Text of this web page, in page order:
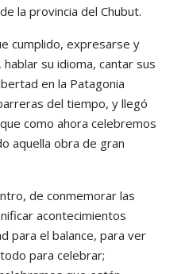
la provincia del Chubut.
cumplido, expresarse y
su idioma, cantar sus
en la Patagonia
del tiempo, y llegó
como ahora celebremos
aquella obra de gran
de conmemorar las
acontecimientos
para el balance, para ver
para celebrar;